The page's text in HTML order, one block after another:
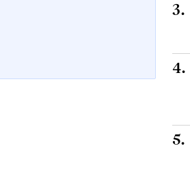
3.
4.
5.